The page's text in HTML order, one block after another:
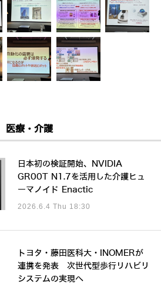
医療・介護
日本初の検証開始、NVIDIA
GR00T N1.7を活用した介護ヒュ
ーマノイド Enactic
2026.6.4 Thu 18:30
トヨタ・藤田医科大・INOMERが
連携を発表 次世代型歩行リハビリ
システムの実現へ